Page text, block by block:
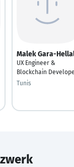
Malek Gara-
UX Engineer &
Blockchain
Tunis